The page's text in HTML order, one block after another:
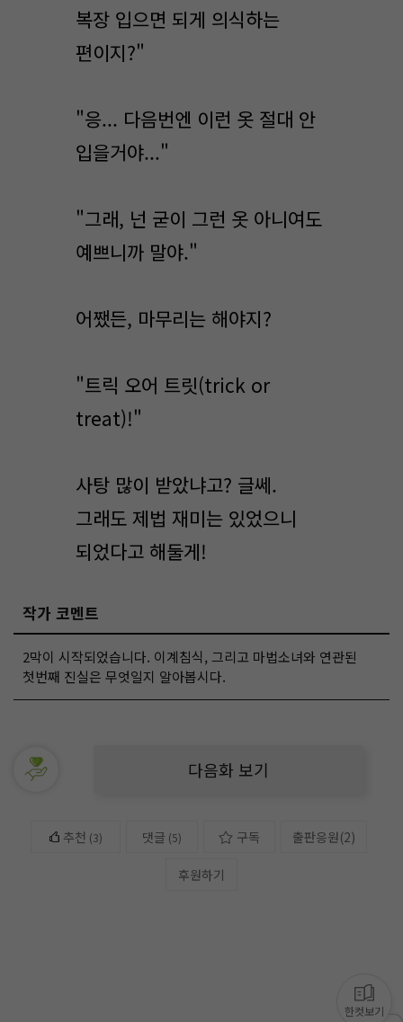
복장 입으면 되게 의식하는
편이지?"
"응... 다음번엔 이런 옷 절대 안
입을거야..."
"그래, 넌 굳이 그런 옷 아니여도
예쁘니까 말야."
어쨌든, 마무리는 해야지?
"트릭 오어 트릿(trick or
treat)!"
사탕 많이 받았냐고? 글쎄.
그래도 제법 재미는 있었으니
되었다고 해둘게!
작가 코멘트
2막이 시작되었습니다. 이계침식, 그리고 마법소녀와 연관된
첫번째 진실은 무엇일지 알아봅시다.
다음화 보기
추천 (3) 댓글 (5) 구독 출판응원(2)
후원하기
한컷보기